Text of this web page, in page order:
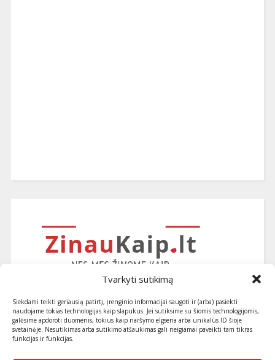
Tvarkyti sutikimą
Siekdami teikti geriausią patirtį, įrenginio informacijai saugoti ir (arba) pasiekti
naudojame tokias technologijas kaip slapukus. Jei sutiksime su šiomis technologijomis,
galėsime apdoroti duomenis, tokius kaip naršymo elgsena arba unikalūs ID šioje
svetainėje. Nesutikimas arba sutikimo atšaukimas gali neigiamai paveikti tam tikras
funkcijas ir funkcijas.
Užsiprenumeruokite naujausius